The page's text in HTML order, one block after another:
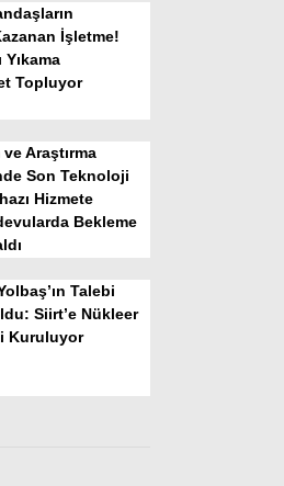
Instagram
İşletme!
Yıkama
Topluyor
Araştırma
Son Teknoloji
Hizmete
Bekleme
Talebi
Siirt’e Nükleer
Kuruluyor